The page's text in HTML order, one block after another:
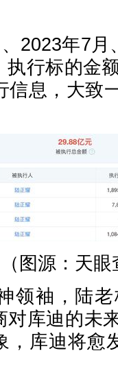
年7月
行标的金
信息，大致
（图源：天
袖，陆老
对库迪的未
，库迪将愈